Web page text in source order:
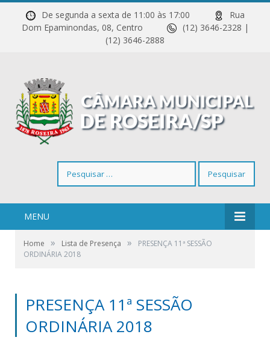
De segunda a sexta de 11:00 às 17:00
Rua
Dom Epaminondas, 08, Centro
(12) 3646-2328 |
(12) 3646-2888
por:
MENU
Home » Lista de Presença »
PRESENÇA 11ª SESSÃO
ORDINÁRIA 2018
PRESENÇA 11ª SESSÃO
ORDINÁRIA 2018